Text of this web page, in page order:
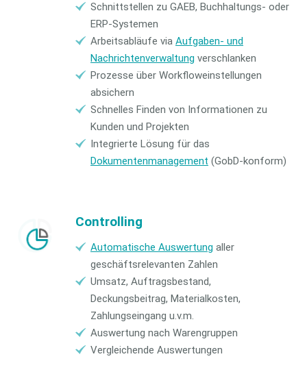
Schnittstellen zu GAEB, Buchhaltungs- oder
ERP-Systemen
Arbeitsabläufe via Aufgaben- und
Nachrichtenverwaltung verschlanken
Prozesse über Workfloweinstellungen
absichern
Schnelles Finden von Informationen zu
Kunden und Projekten
Integrierte Lösung für das
Dokumentenmanagement (GobD-konform)
Controlling
Automatische Auswertung aller
geschäftsrelevanten Zahlen
Umsatz, Auftragsbestand,
Deckungsbeitrag, Materialkosten,
Zahlungseingang u.v.m.
Auswertung nach Warengruppen
Vergleichende Auswertungen